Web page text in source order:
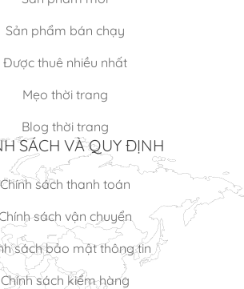
Sản phẩm bán chạy
Được thuê nhiều nhất
Mẹo thời trang
Blog thời trang
SÁCH VÀ QUY ĐỊNH
Chính sách thanh toán
sách vận chuyển
sách bảo mật thông tin
Chính sách kiểm hàng